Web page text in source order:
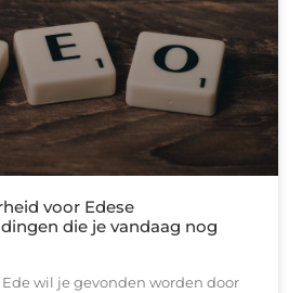
voor Edese
die je vandaag nog
wil je gevonden worden door